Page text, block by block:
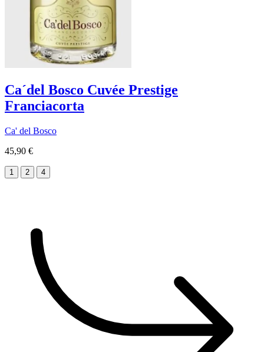
Ca´del Bosco Cuvée Prestige
Franciacorta
Ca' del Bosco
45,90 €
1 2 4